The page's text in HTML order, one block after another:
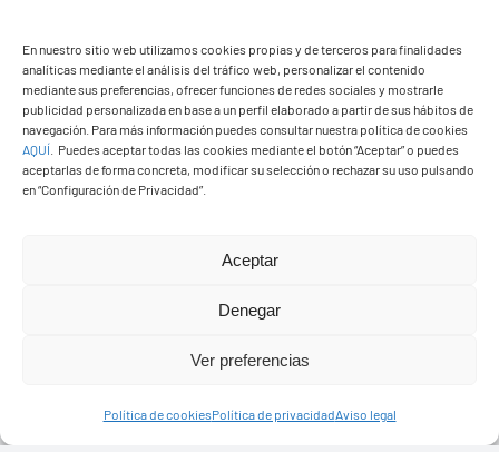
En nuestro sitio web utilizamos cookies propias y de terceros para finalidades
analíticas mediante el análisis del tráfico web, personalizar el contenido
mediante sus preferencias, ofrecer funciones de redes sociales y mostrarle
publicidad personalizada en base a un perfil elaborado a partir de sus hábitos de
navegación. Para más información puedes consultar nuestra política de cookies
AQUÍ
Puedes aceptar todas las cookies mediante el botón “Aceptar” o puedes
aceptarlas de forma concreta, modificar su selección o rechazar su uso pulsando
en “Configuración de Privacidad”.
Aceptar
Denegar
Ver preferencias
Política de cookiesPolítica de privacidadAviso legal
Ayuntamiento de Yaiza
Pza. de Los Remedios, 1
35570 – Yaiza
Tel:928 83 62 20
© Copyright2026 Ayuntamiento de Yaiza - Todos los